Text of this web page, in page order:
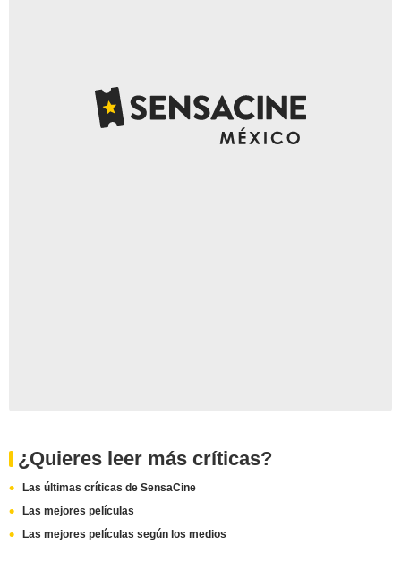
¿Quieres leer más críticas?
Las últimas críticas de SensaCine
Las mejores películas
Las mejores películas según los medios